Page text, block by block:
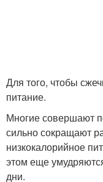
Для того, чтобы
питание.
Многие совершают
сильно сокращают
низкокалорийное
этом еще
дни.